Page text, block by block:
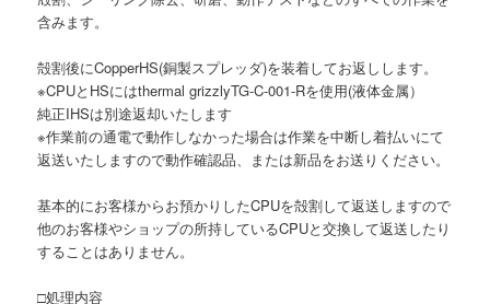
含みます。
殻割後にCopperHS(銅製スプレッダ)を装着してお返しします。
※CPUとHSにはthermal grizzlyTG-C-001-Rを使用(液体金属）
純正IHSは別途返却いたします
※作業前の通電で動作しなかった場合は作業を中断し着払いにて
返送いたしますので動作確認品、または新品をお送りください。
基本的にお客様からお預かりしたCPUを殻割して返送しますので
他のお客様やショップの所持しているCPUと交換して返送したり
することはありません。
□処理内容